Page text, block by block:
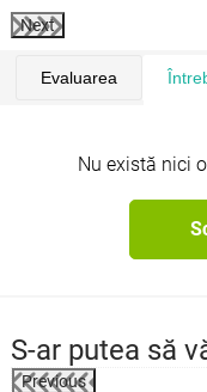
Next
Evaluarea
Nu există nici
S-ar putea să
Previous